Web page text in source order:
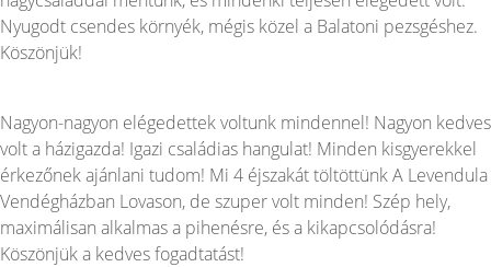
Nyugodt csendes környék, mégis közel a Balatoni pezsgéshez.
Köszönjük!
Nagyon-nagyon elégedettek voltunk mindennel! Nagyon kedves
volt a házigazda! Igazi családias hangulat! Minden kisgyerekkel
érkezőnek ajánlani tudom! Mi 4 éjszakát töltöttünk A Levendula
Vendégházban Lovason, de szuper volt minden! Szép hely,
maximálisan alkalmas a pihenésre, és a kikapcsolódásra!
Köszönjük a kedves fogadtatást!